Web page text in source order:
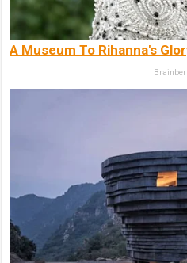
A Museum To Rihanna's